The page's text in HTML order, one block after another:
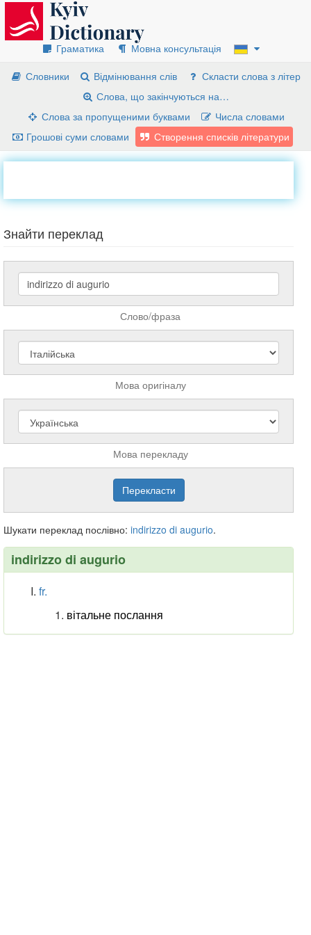
Граматика
Мовна консультація
Словники
Відмінювання слів
Скласти слова з літер
Слова, що закінчуються на…
Слова за пропущеними буквами
Числа словами
Грошові суми словами
Створення списків літератури
Знайти переклад
Слово/фраза
Мова оригіналу
Мова перекладу
Шукати переклад послівно: indirizzo di augurio.
indirizzo di augurio
fr.
вітальне послання